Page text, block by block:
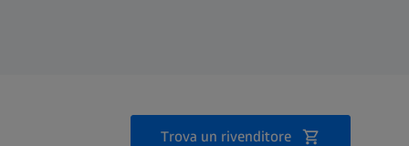
Trova un rivenditore